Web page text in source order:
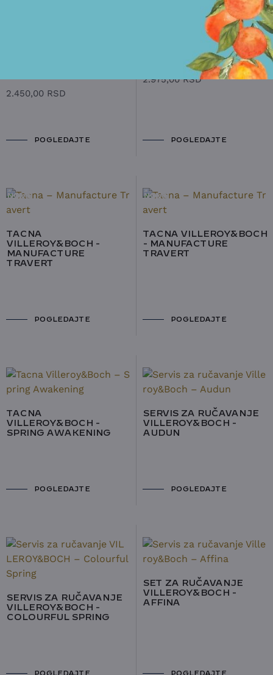
2.450,00 RSD
POGLEDAJTE
ČINIJA VILLEROY&BOCH
- NEWWAVE
2.975,00RSD
POGLEDAJTE
NOVO
TACNA
VILLEROY&BOCH -
MANUFACTURE
TRAVERT
POGLEDAJTE
NOVO
TACNA VILLEROY&BOCH
- MANUFACTURE
TRAVERT
POGLEDAJTE
TACNA
VILLEROY&BOCH -
SPRING AWAKENING
POGLEDAJTE
SERVIS ZA RUČAVANJE
VILLEROY&BOCH -
AUDUN
POGLEDAJTE
SERVIS ZA RUČAVANJE
VILLEROY&BOCH -
COLOURFUL SPRING
POGLEDAJTE
SET ZA RUČAVANJE
VILLEROY&BOCH -
AFFINA
POGLEDAJTE